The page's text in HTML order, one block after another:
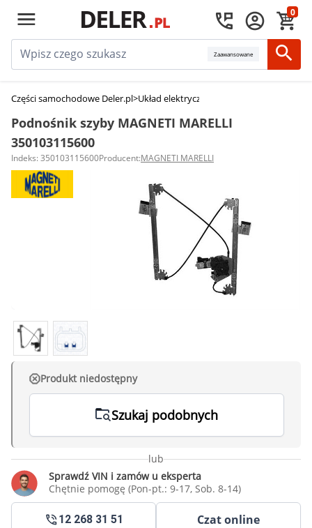
0
Zaawansowane
Części samochodowe Deler.pl>Układ elektryczny, zapłon
Podnośnik szyby MAGNETI MARELLI
350103115600
Indeks: 350103115600Producent:MAGNETI MARELLI
Produkt niedostępny
Szukaj podobnych
lub
Sprawdź VIN i zamów u eksperta
Chętnie pomogę (Pon-pt.: 9-17, Sob. 8-14)
12 268 31 51 Czat online